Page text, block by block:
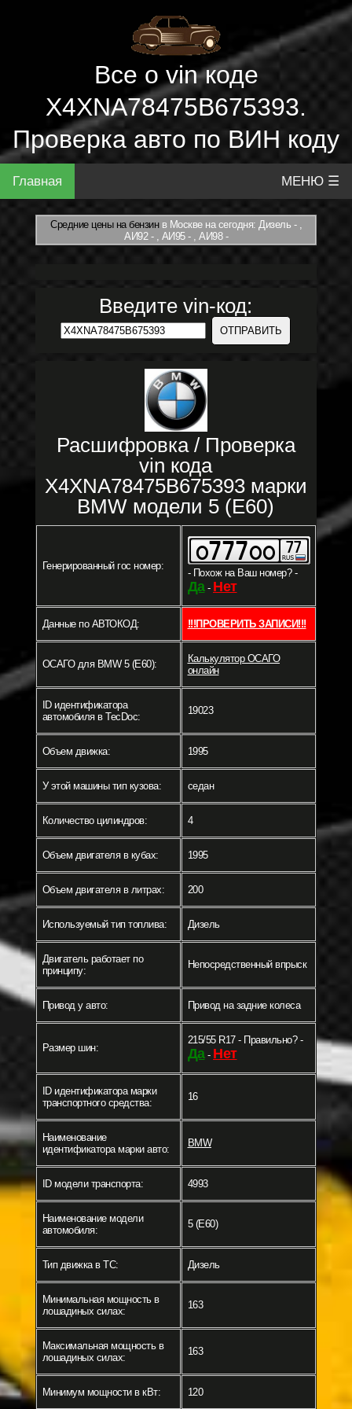
Все о vin коде
X4XNA78475B675393.
Проверка авто по ВИН коду
Главная МЕНЮ ☰
Средние цены на бензинв Москве на сегодня: Дизель - ,
АИ92 - , АИ95 - , АИ98 -
Введите vin-код:
Расшифровка / Проверка
vin кода
X4XNA78475B675393 марки
BMW модели 5 (E60)
Генерированный гос номер:
- Похож на Ваш номер? -
Да- Нет
Данные по АВТОКОД: !!!ПРОВЕРИТЬ ЗАПИСИ!!!
ОСАГО для BMW 5 (E60):
Калькулятор ОСАГО
онлайн
ID идентификатора
автомобиля в TecDoc:
19023
Объем движка: 1995
У этой машины тип кузова: седан
Количество цилиндров: 4
Объем двигателя в кубах: 1995
Объем двигателя в литрах: 200
Используемый тип топлива: Дизель
Двигатель работает по
принципу:
Непосредственный впрыск
Привод у авто: Привод на задние колеса
Размер шин:
215/55 R17 - Правильно? -
Да- Нет
ID идентификатора марки
транспортного средства:
16
Наименование
идентификатора марки авто:
BMW
ID модели транспорта: 4993
Наименование модели
автомобиля:
5 (E60)
Тип движка в ТС: Дизель
Минимальная мощность в
лошадиных силах:
163
Максимальная мощность в
лошадиных силах:
163
Минимум мощности в кВт: 120